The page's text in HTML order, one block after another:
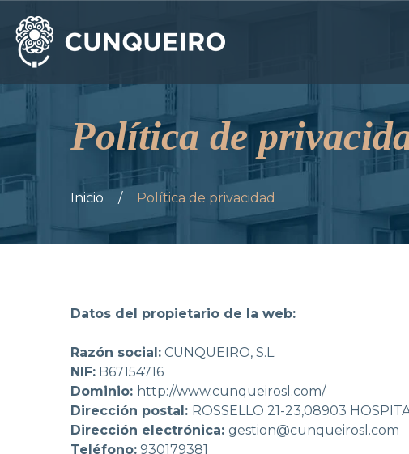
Política de
Inicio / Política de privacidad
Datos del propietario de la web:
Razón social: CUNQUEIRO, S.L.
NIF: B67154716
Dominio: http://www.cunqueirosl.com/
Dirección postal: ROSSELLO 21-23,08903
Dirección electrónica: gestion@cunqueirosl.com
Teléfono: 930179381